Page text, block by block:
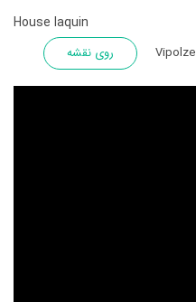
House Iaquin
روی نقشه